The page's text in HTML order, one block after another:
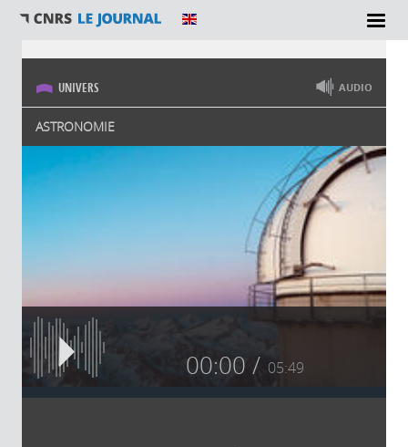
Vous êtes ici
UNIVERS
ASTRONOMIE
AUDIO
00:00 05:49